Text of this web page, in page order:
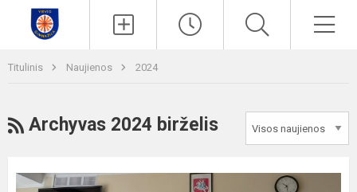
Titulinis Naujienos 2024
RSS
Archyvas 2024 birželis
Pamokos